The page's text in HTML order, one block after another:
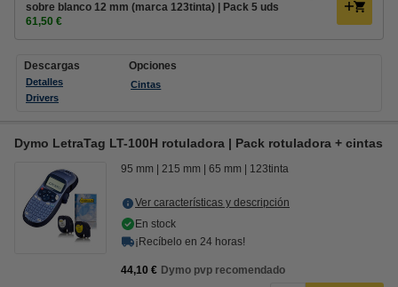
sobre blanco 12 mm (marca 123tinta) | Pack 5 uds
61,50 €
Descargas
Detalles
Drivers
Opciones
Cintas
Dymo LetraTag LT-100H rotuladora | Pack rotuladora + cintas
95 mm 215 mm 65 mm 123tinta
Ver características y descripción
En stock
¡Recíbelo en 24 horas!
44,10 € Dymo pvp recomendado